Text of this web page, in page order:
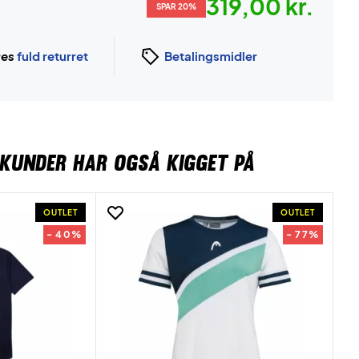
SPAR 20% 319,00 kr.
fuld returret Betalingsmidler
HAR OGSÅ KIGGET PÅ
OUTLET
- 40%
OUTLET
- 77%